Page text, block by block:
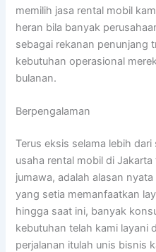
memilih jasa rental mobil
heran bila banyak
sebagai rekanan penunjang
kebutuhan operasional
bulanan.
Berpengalaman
Terus eksis selama lebih
usaha rental mobil di
jumawa, adalah alasan
yang setia memanfaatkan
hingga saat ini, banyak
kebutuhan telah kami layani
perjalanan itulah unis bisnis